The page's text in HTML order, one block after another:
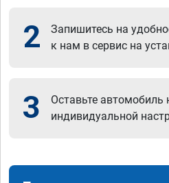
2
Запишитесь на
к нам в сервис на
3
Оставьте автомобиль
индивидуальной